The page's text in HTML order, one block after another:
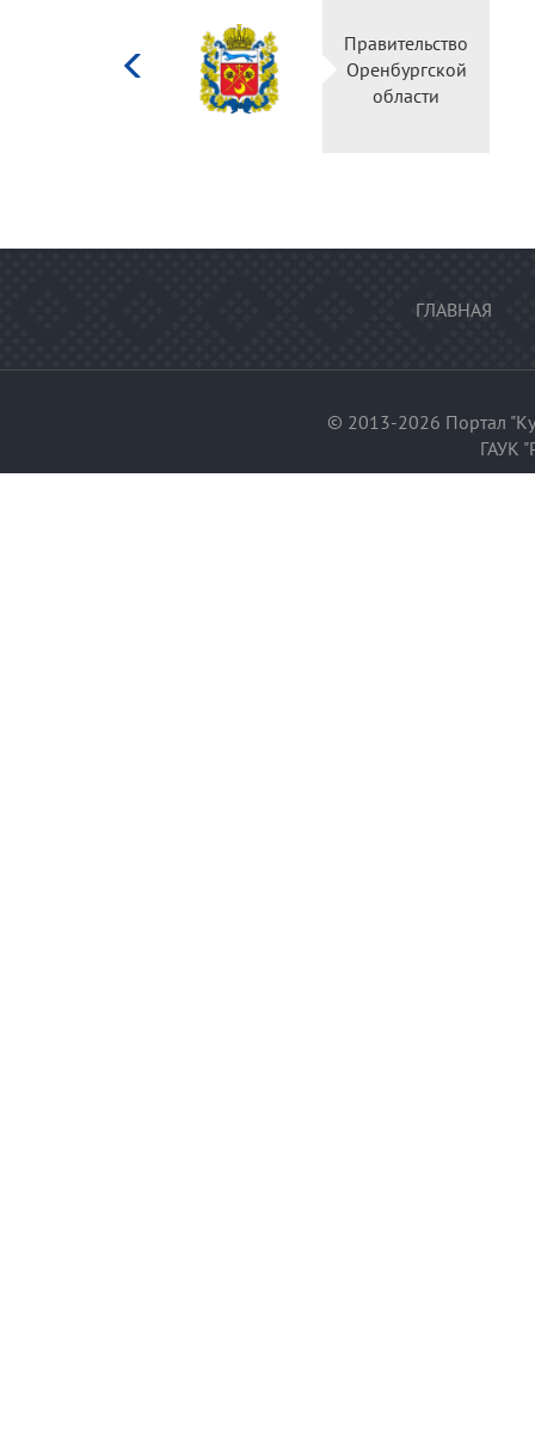
Министерство
культуры
Российской
федерации
ГЛАВНАЯ
© 2013-2026 Портал
ГАУК